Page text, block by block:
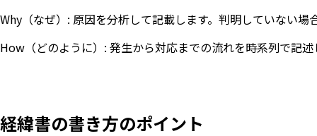
Why（なぜ）: 原因を分析して記載します。判明していない
How（どのように）: 発生から対応までの流れを時系列で記
経緯書の書き方のポイント